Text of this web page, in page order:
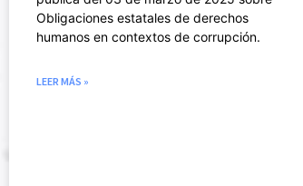
Obligaciones estatales de derechos
humanos en contextos de corrupción.
LEER MÁS »